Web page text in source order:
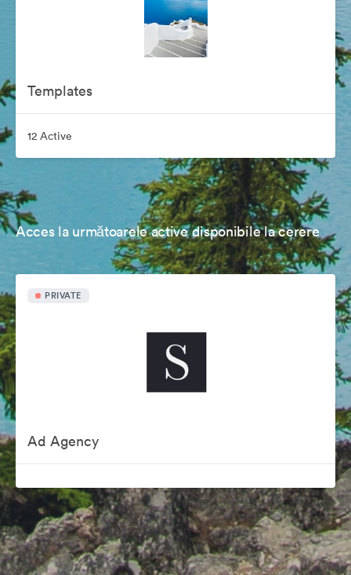
Templates
12 Active
Acces la următoarele active disponibile la cerere
PRIVATE
Ad Agency